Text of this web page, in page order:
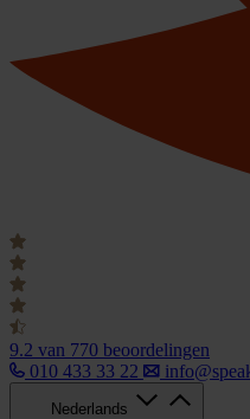
9.2 van 770 beoordelingen
010 433 33 22
Nederlands